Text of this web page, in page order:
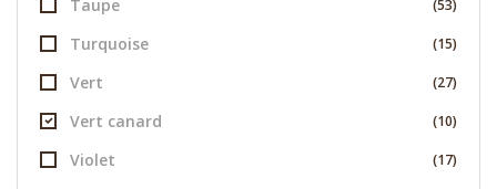
Taupe (53)
Turquoise (15)
Vert (27)
Vert canard (10)
Violet (17)